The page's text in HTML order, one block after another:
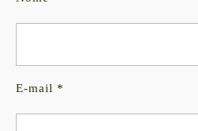
E-mail *